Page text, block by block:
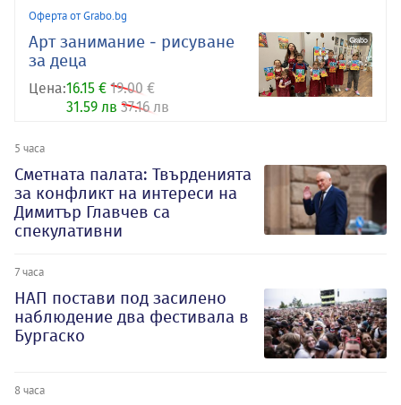
Оферта от Grabo.bg
Арт занимание - рисуване
за деца
Цена:16.15 € 19.00 €
31.59 лв 37.16 лв
5 часа
Сметната палата: Твърденията
за конфликт на интереси на
Димитър Главчев са
спекулативни
7 часа
НАП постави под засилено
наблюдение два фестивала в
Бургаско
8 часа